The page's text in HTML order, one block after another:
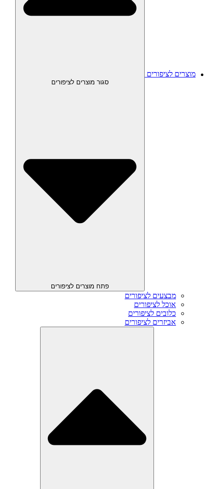
מוצרים לציפורים
סגור מוצרים לציפורים
פתח מוצרים לציפורים
מבצעים לציפורים
אוכל לציפורים
כלובים לציפורים
אביזרים לציפורים